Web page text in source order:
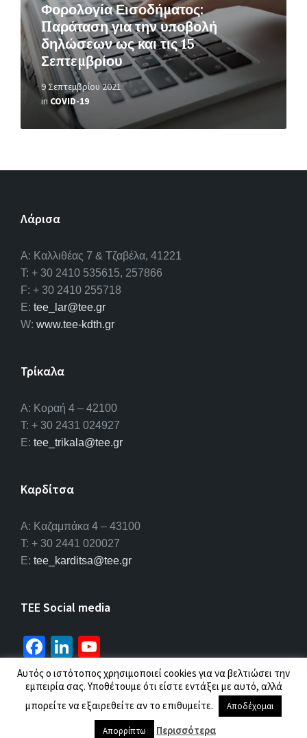
Φορολογία Εισοδήματος:
Παράταση για την υποβολή
δηλώσεων ως και τις 15
Σεπτεμβρίου
9 Σεπτεμβρίου 2021
in COVID-19
Λάρισα
A: Καλλιθέας 7 & Τζαβέλα, 41221
T: + 30 2410 535615, 257866
F: + 30 2410 255718
E: tee_lar@tee.gr
W: www.tee-kdth.gr
Τρίκαλα
Α: Κοραή 4 – 42100
T: + 30 2431 024927
E: tee_trikala@tee.gr
Καρδίτσα
Α: Καζαμπάκα 4 – 43100
T: + 30 2441 020027
E: tee_karditsa@tee.gr
TEE Social media
Fa
ce
b
o
Li
n
ke
dI
u
T
u
© 2026 ΤΕΕ |Πολιτική προσωπικών δεδομένων
Αυτός ο ιστότοπος χρησιμοποιεί cookies για να βελτιώσει την
εμπειρία σας. Υποθέτουμε ότι είστε εντάξει με αυτό, αλλά
μπορείτε να εξαιρεθείτε αν το επιθυμείτε.
Αποδέχομαι
Απορρίπτω Περισσότερα